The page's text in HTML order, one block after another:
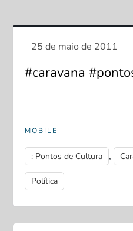
#caravana
MOBILE
: Pontos de Cultura ,
Política